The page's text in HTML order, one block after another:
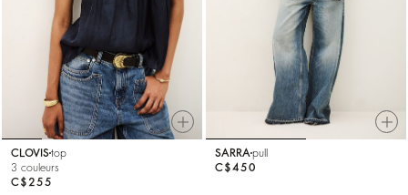
CLOVIStop
3 couleurs
C$255
SARRA pull
C$450